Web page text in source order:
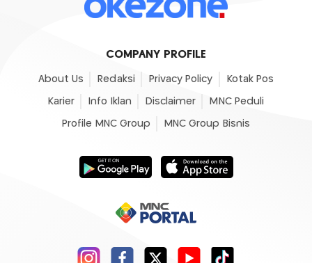
COMPANY PROFILE
About Us Redaksi Privacy Policy Kotak Pos
Karier Info Iklan Disclaimer MNC Peduli
Profile MNC Group MNC Group Bisnis